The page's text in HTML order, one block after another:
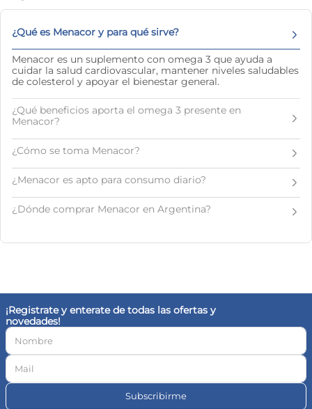
¿Qué es Menacor y para qué sirve?
Menacor es un suplemento con omega 3 que ayuda a
cuidar la salud cardiovascular, mantener niveles saludables
de colesterol y apoyar el bienestar general.
¿Qué beneficios aporta el omega 3 presente en
Menacor?
¿Cómo se toma Menacor?
¿Menacor es apto para consumo diario?
¿Dónde comprar Menacor en Argentina?
¡Registrate y enterate de todas las ofertas y
novedades!
Subscribirme
10. magnesio